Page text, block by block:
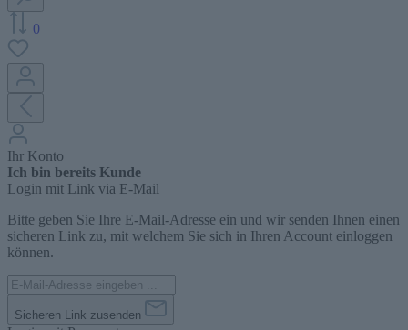
0
Ihr Konto
Ich bin bereits Kunde
Login mit Link via E-Mail
Bitte geben Sie Ihre E-Mail-Adresse ein und wir senden Ihnen einen
sicheren Link zu, mit welchem Sie sich in Ihren Account einloggen
können.
Sicheren Link zusenden